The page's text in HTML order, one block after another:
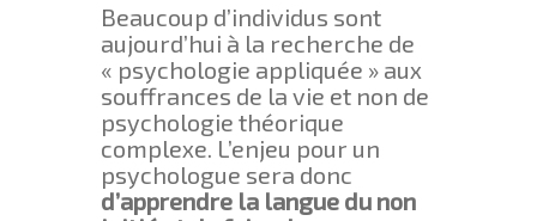
Beaucoup d’individus sont
aujourd’hui à la recherche de
« psychologie appliquée » aux
souffrances de la vie et non de
psychologie théorique
complexe. L’enjeu pour un
psychologue sera donc
d’apprendre la langue du non